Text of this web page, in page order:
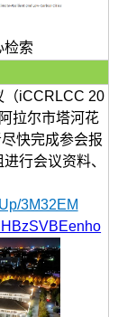
检索
（iCCRLCC 20
拉尔市塔河花
快完成参会报
行会议资料、
3M32EM